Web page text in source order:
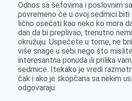
Odnos sa šefovima i poslovnim
povremeno će u ovoj sedmici biti
lično osećati kao neko ko mora
dan da bi preplivao, trenutno
okružuju. Uspećete u tome, ne
više snage u sebi nego što
interesantna ponuda ili prilika
sedmice. Itekako je vredi
čak i ako je skopčana sa nekim
odgovaraju.